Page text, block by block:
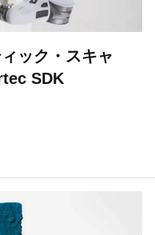
ック・スキャ
SDK